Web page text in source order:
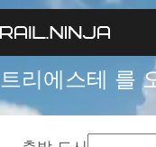
트리에스테 를